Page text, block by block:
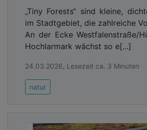
„Tiny Forests“ sind kleine,
im Stadtgebiet, die zahlreiche
An der Ecke Westfalenstraße/
Hochlarmark wächst so e[...]
24.03.2026, Lesezeit ca. 3 Minuten
natur